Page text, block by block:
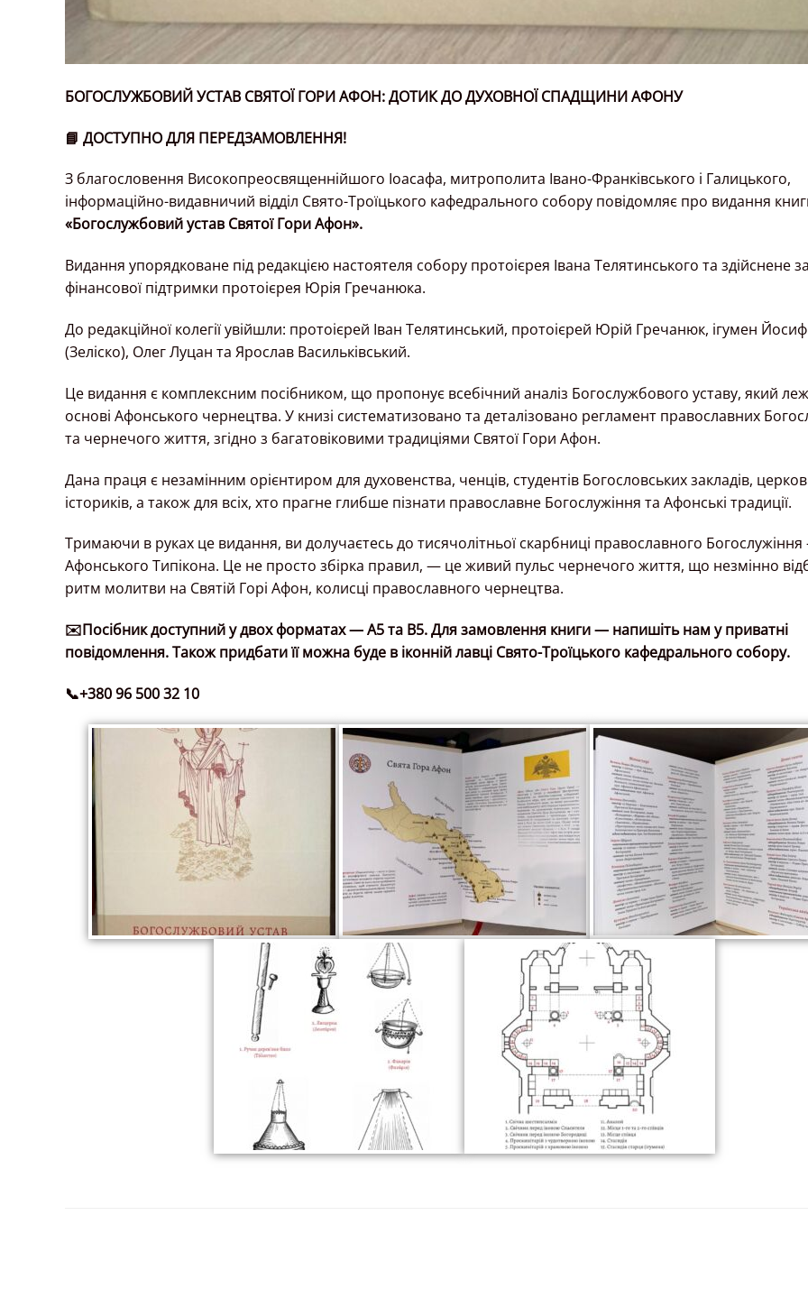
БОГОСЛУЖБОВИЙ УСТАВ СВЯТОЇ ГОРИ АФОН: ДОТИК ДО ДУХОВНОЇ СПАДЩИНИ АФОНУ
📘 ДОСТУПНО ДЛЯ ПЕРЕДЗАМОВЛЕННЯ!
З благословення Високопреосвященнійшого Іоасафа, митрополита Івано-Франківського і Галицького,
інформаційно-видавничий відділ Свято-Троїцького кафедрального собору повідомляє про видання
«Богослужбовий устав Святої Гори Афон».
Видання упорядковане під редакцією настоятеля собору протоієрея Івана Телятинського та здійснене за
фінансової підтримки протоієрея Юрія Гречанюка.
До редакційної колегії увійшли: протоієрей Іван Телятинський, протоієрей Юрій Гречанюк, ігумен Йосиф
(Зеліско), Олег Луцан та Ярослав Васильківський.
Це видання є комплексним посібником, що пропонує всебічний аналіз Богослужбового уставу, який
основі Афонського чернецтва. У книзі систематизовано та деталізовано регламент православних
та чернечого життя, згідно з багатовіковими традиціями Святої Гори Афон.
Дана праця є незамінним орієнтиром для духовенства, ченців, студентів Богословських закладів,
істориків, а також для всіх, хто прагне глибше пізнати православне Богослужіння та Афонські традиції.
Тримаючи в руках це видання, ви долучаєтесь до тисячолітньої скарбниці православного
Афонського Типікона. Це не просто збірка правил, — це живий пульс чернечого життя, що незмінно
ритм молитви на Святій Горі Афон, колисці православного чернецтва.
✉️Посібник доступний у двох форматах — А5 та В5.Для замовлення книги — напишіть нам у приватні
повідомлення. Також придбати її можна буде в іконній лавці Свято-Троїцького кафедрального собору.
📞+380 96 500 32 10